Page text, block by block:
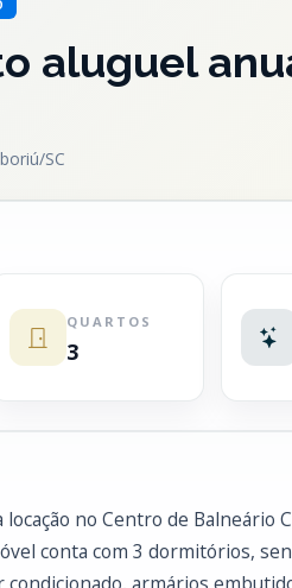
aluguel
SC
QUARTOS
3
no Centro de Balneário
conta com 3 dormitórios,